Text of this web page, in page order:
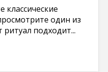
классические
один из
ритуал подходит...